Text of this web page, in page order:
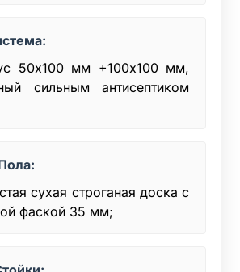
50x100 мм +100х100 мм,
сильным антисептиком
сухая строганая доска с
фаской 35 мм;